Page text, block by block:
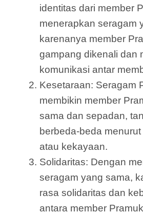
identitas dari member
menerapkan seragam
karenanya member
gampang dikenali dan
komunikasi antar
Kesetaraan: Seragam
membikin member
sama dan sepadan,
berbeda-beda
atau kekayaan.
Solidaritas: Dengan
seragam yang sama,
rasa solidaritas dan
antara member